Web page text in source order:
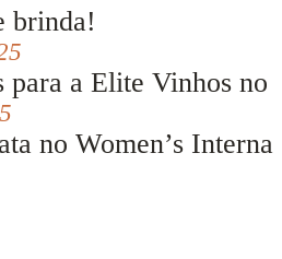
brinda!
para a Elite Vinhos
no Women’s